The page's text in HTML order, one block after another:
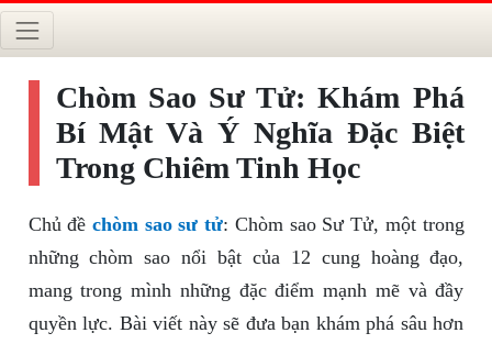
Chòm Sao Sư Tử: Khám Phá
Bí Mật Và Ý Nghĩa Đặc Biệt
Trong Chiêm Tinh Học
Chủ đề chòm sao sư tử: Chòm sao Sư Tử, một trong
những chòm sao nổi bật của 12 cung hoàng đạo,
mang trong mình những đặc điểm mạnh mẽ và đầy
quyền lực. Bài viết này sẽ đưa bạn khám phá sâu hơn